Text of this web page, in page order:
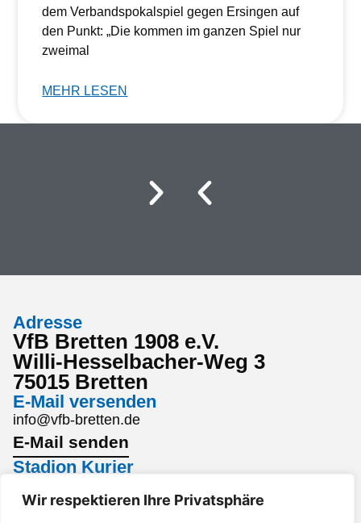
Wir respektieren Ihre Privatsphäre
dem Verbandspokalspiel gegen Ersingen auf
den Punkt: „Die kommen im ganzen Spiel nur
zweimal
MEHR LESEN
Adresse
VfB Bretten 1908 e.V.
Willi-Hesselbacher-Weg 3
75015 Bretten
E-Mail versenden
info@vfb-bretten.de
E-Mail senden
Stadion Kurier
Stadion Kurier